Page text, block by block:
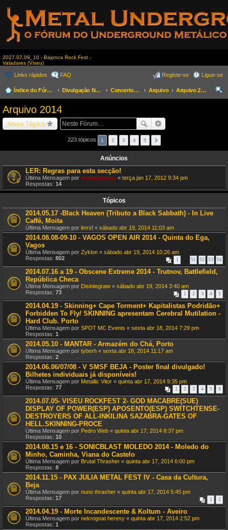
2027.07.09_10 - Bajonca Rock Fest -
Valadares (Viseu)
Links rápidos FAQ Ligue-se
Registe-se
Índice do Fórum Divulgação Nacional Concertos & Eventos Arquivo
Arquivo 2014
Arquivo 2014
Novo Tópico
223 tópicos 1 2 3 4 5
Anúncios
LER: Regras para esta secção!
Última Mensagem por meninobesta « terça jan 17, 2012 9:34 pm
Respostas: 14
Tópicos
2014.05.17 -Black Heaven (Tributo a Black Sabbath) - In Live
Caffé, Moita
Última Mensagem por lmrsf « sábado abr 19, 2014 11:03 am
2014.08.08-09-10 - VAGOS OPEN AIR 2014 - Quinta do Ega,
Vagos
Última Mensagem por Zyklon « sábado abr 19, 2014 10:26 am
Respostas: 802 1 … 51 52 53 54
2014.07.16 a 19 - Obscene Extreme 2014 - Trutnov, Battlefield,
República Checa
Última Mensagem por Disintegrate « sábado abr 19, 2014 3:40 am
Respostas: 73 1 2 3 4 5
2014.04.19 - Skinning+ Cape Torment+ Kapitalistas Podridão+
Forbidden To Fly/ SKINNING apresentam Cerebral Mutilation -
Hard Club. Porto
Última Mensagem por SPOT MC Events « sexta abr 18, 2014 7:29 pm
Respostas: 1
2014.05.10 - MANTAR - Armazém do Chá, Porto
Última Mensagem por tyberh « sexta abr 18, 2014 11:17 am
Respostas: 2
2014.06.06/07/08 - V SMSF BEJA - Poster final divulgado!
Bilhetes individuais já disponíveis!
Última Mensagem por Metallic Vitor « quinta abr 17, 2014 9:35 pm
Respostas: 77 1 2 3 4 5 6
2014.07.05- VISEU ROCKFEST 2- GOD MACABRE(SUE)
DISPLAY OF POWER(ESP) APOSENTO(ESP) SWITCHTENSE-
DESTROYERS OF ALL-INKILINA SAZABRA-GATES OF
HELL.SKINNING-PROCE
Última Mensagem por Pedro Web « quinta abr 17, 2014 8:37 pm
Respostas: 10
2014.08.15 e 16 - SONICBLAST MOLEDO 2014 - Moledo do
Minho, Caminha, Viana do Castelo
Última Mensagem por Brutal Thrasher « quinta abr 17, 2014 6:00 pm
Respostas: 8
2014.11.15 - PAX JULIA METAL FEST IV - Casa da Cultura,
Beja
Última Mensagem por nuno thrasher « quinta abr 17, 2014 5:45 pm
Respostas: 17 1 2
2014.04.19 - Morte Incandescente & Koltum - Aveiro
Última Mensagem por nekrogoat heresy « quinta abr 17, 2014 2:52 pm
Respostas: 1